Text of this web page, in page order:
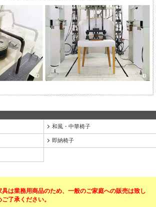
和風・中華椅子
即納椅子
は業務用商品のため、一般のご家庭への販売は致し
了承ください。